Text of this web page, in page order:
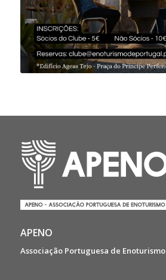
APENO
Associação Portuguesa de Enoturismo